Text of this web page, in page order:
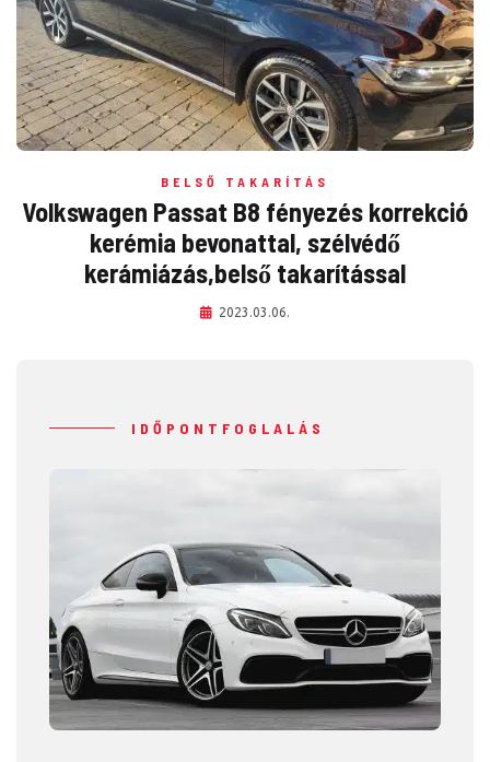
BELSŐ TAKARÍTÁS
Volkswagen Passat B8 fényezés korrekció
kerémia bevonattal, szélvédő
kerámiázás,belső takarítással
2023.03.06.
IDŐPONTFOGLALÁS